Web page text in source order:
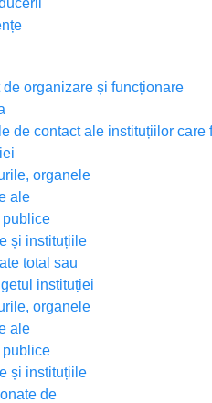
organizare și funcționare
de contact ale instituțiilor
organele
ale
publice
și instituțiile
total sau
instituției
organele
ale
publice
și instituțiile
de